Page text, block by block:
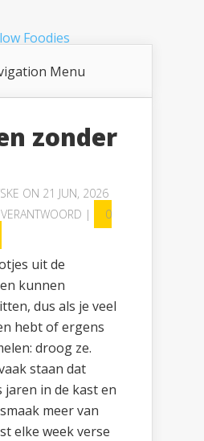
Menu
zonder
ON 21 JUN, 2026
VERANTWOORD |
0
uit de
kunnen
dus als je veel
hebt of ergens
droog ze.
staan dat
in de kast en
meer van
elke week verse